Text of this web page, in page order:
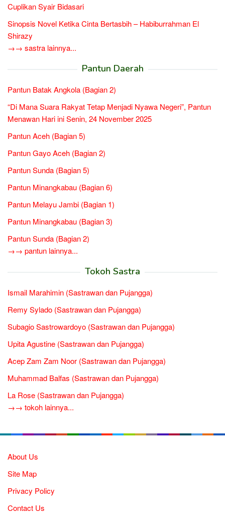
Cuplikan Syair Bidasari
Sinopsis Novel Ketika Cinta Bertasbih – Habiburrahman El
Shirazy
→→ sastra lainnya...
Pantun Daerah
Pantun Batak Angkola (Bagian 2)
“Di Mana Suara Rakyat Tetap Menjadi Nyawa Negeri”, Pantun
Menawan Hari ini Senin, 24 November 2025
Pantun Aceh (Bagian 5)
Pantun Gayo Aceh (Bagian 2)
Pantun Sunda (Bagian 5)
Pantun Minangkabau (Bagian 6)
Pantun Melayu Jambi (Bagian 1)
Pantun Minangkabau (Bagian 3)
Pantun Sunda (Bagian 2)
→→ pantun lainnya...
Tokoh Sastra
Ismail Marahimin (Sastrawan dan Pujangga)
Remy Sylado (Sastrawan dan Pujangga)
Subagio Sastrowardoyo (Sastrawan dan Pujangga)
Upita Agustine (Sastrawan dan Pujangga)
Acep Zam Zam Noor (Sastrawan dan Pujangga)
Muhammad Balfas (Sastrawan dan Pujangga)
La Rose (Sastrawan dan Pujangga)
→→ tokoh lainnya...
About Us
Site Map
Privacy Policy
Contact Us